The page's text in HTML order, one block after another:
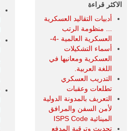
الاكثر قراءة
أدبيات التقاليد العسكرية
... منظومة الرتب
العسكرية العالمية -4-
أسماء التشكيلات
العسكرية ومعانيها في
اللغة العربية.
التدريب العسكري
تطلعات وعقبات
التعريف بالمدونة الدولية
لأمن السفن والمرافق
المينائية ISPS Code
تحديث وترقية المدفع